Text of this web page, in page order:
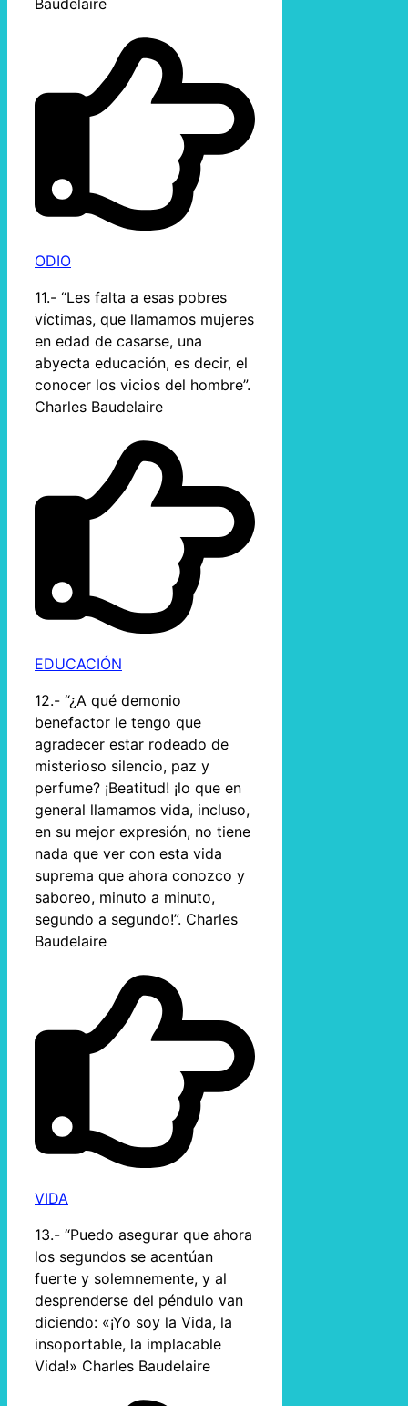
Baudelaire
ODIO
11.- “Les falta a esas pobres
víctimas, que llamamos mujeres
en edad de casarse, una
abyecta educación, es decir, el
conocer los vicios del hombre”.
Charles Baudelaire
EDUCACIÓN
12.- “¿A qué demonio
benefactor le tengo que
agradecer estar rodeado de
misterioso silencio, paz y
perfume? ¡Beatitud! ¡lo que en
general llamamos vida, incluso,
en su mejor expresión, no tiene
nada que ver con esta vida
suprema que ahora conozco y
saboreo, minuto a minuto,
segundo a segundo!”. Charles
Baudelaire
VIDA
13.- “Puedo asegurar que ahora
los segundos se acentúan
fuerte y solemnemente, y al
desprenderse del péndulo van
diciendo: «¡Yo soy la Vida, la
insoportable, la implacable
Vida!» Charles Baudelaire